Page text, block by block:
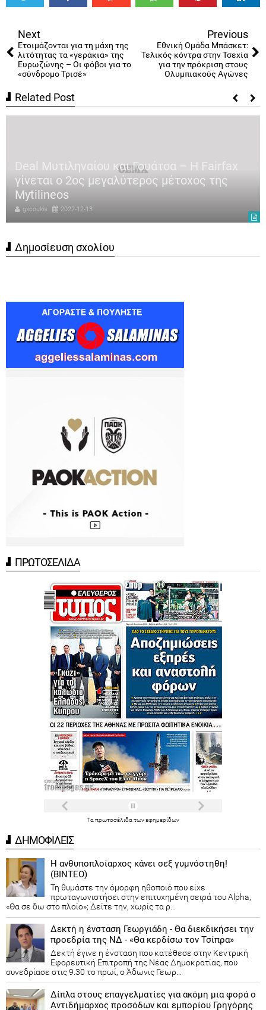
Next
Ετοιμάζονται για τη μάχη της
λιτότητας τα «γεράκια» της
Ευρωζώνης – Οι φόβοι για το
«σύνδρομο Τρισέ»
Previous
Εθνική Ομάδα Μπάσκετ:
Τελικός κόντρα στην Τσεχία
για την πρόκριση στους
Ολυμπιακούς Αγώνες
Related Post
Deal Μυτιληναίου και Γουάτσα – Η Fairfax
γίνεται ο 2ος μεγαλύτερος μέτοχος της
Mytilineos
gxcoukis 2022-12-13
Δημοσίευση σχολίου
ΠΡΩΤΟΣΕΛΙΔΑ
Τα πρωτοσέλιδα τωνεφημερίδων
ΔΗΜΟΦΙΛΕΙΣ
Η ανθυποπλοίαρχος κάνει σεξ γυμνόστηθη!
(ΒΙΝΤΕΟ)
Τη θυμάστε την όμορφη ηθοποιό που είχε
πρωταγωνιστήσει στην επιτυχημένη σειρά του Alpha,
«Θα σε δω στο πλοίο»; Δείτε την, χωρίς τα ρ...
Δεκτή η ένσταση Γεωργιάδη - Θα διεκδικήσει την
προεδρία της ΝΔ - «Θα κερδίσω τον Τσίπρα»
Δεκτή έγινε η ένσταση που κατέθεσε στην Κεντρική
Εφορευτική Επιτροπή της Νέας Δημοκρατίας, που
συνεδρίασε στις 9.30 το πρωί, ο Άδωνις Γεωρ...
Δίπλα στους επαγγελματίες για ακόμη μια φορά ο
Αντιδήμαρχος προσόδων και εμπορίου Γρηγόρης